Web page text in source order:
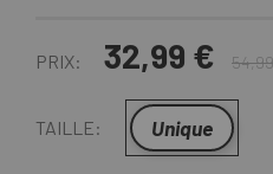
PRIX: 32,99 €
TAILLE: Unique